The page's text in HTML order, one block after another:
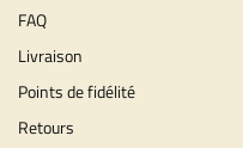
FAQ
Livraison
Points de fidélité
Retours